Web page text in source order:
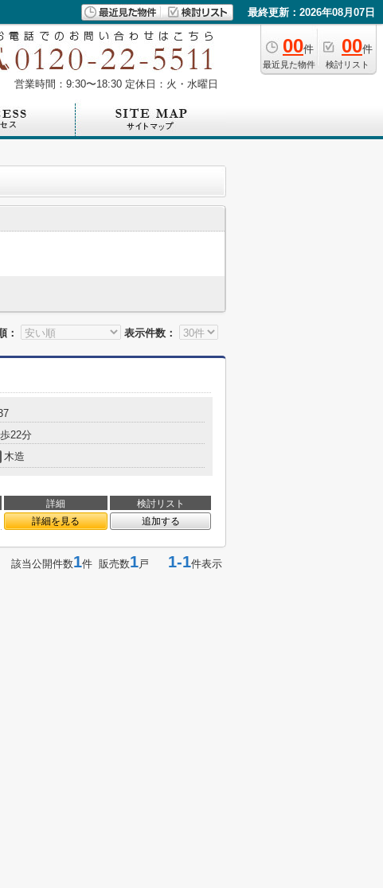
最終更新：2026年08月07日
00件
最近見た物件
00件
検討リスト
営業時間：9:30〜18:30 定休日：火・水曜日
：
表示件数：
22分
木造
詳細
検討リスト
詳細を見る 追加する
該当公開件数1件 販売数1戸 1-1件表示